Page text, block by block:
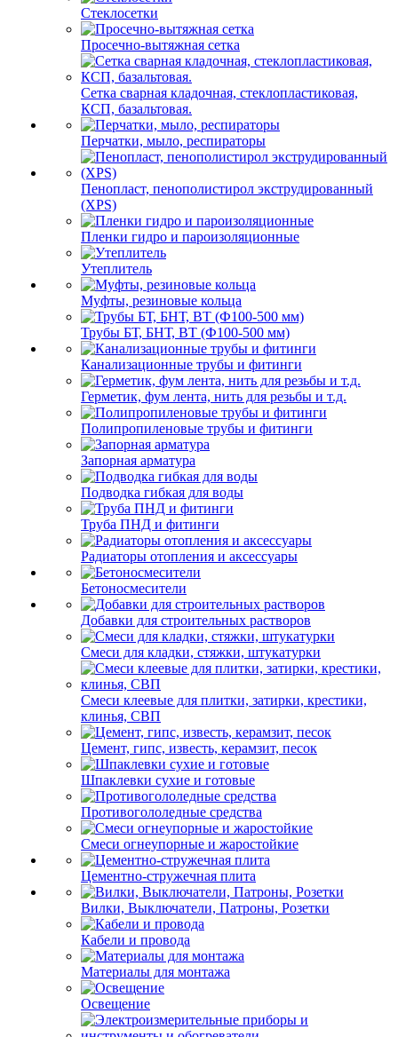
Стеклосетки
Просечно-вытяжная сетка
Сетка сварная кладочная, стеклопластиковая,
КСП, базальтовая.
Перчатки, мыло, респираторы
Пенопласт, пенополистирол экструдированный
(XPS)
Пленки гидро и пароизоляционные
Утеплитель
Муфты, резиновые кольца
Трубы БТ, БНТ, ВТ (Ф100-500 мм)
Канализационные трубы и фитинги
Герметик, фум лента, нить для резьбы и т.д.
Полипропиленовые трубы и фитинги
Запорная арматура
Подводка гибкая для воды
Труба ПНД и фитинги
Радиаторы отопления и аксессуары
Бетоносмесители
Добавки для строительных растворов
Смеси для кладки, стяжки, штукатурки
Смеси клеевые для плитки, затирки, крестики,
клинья, СВП
Цемент, гипс, известь, керамзит, песок
Шпаклевки сухие и готовые
Противогололедные средства
Смеси огнеупорные и жаростойкие
Цементно-стружечная плита
Вилки, Выключатели, Патроны, Розетки
Кабели и провода
Материалы для монтажа
Освещение